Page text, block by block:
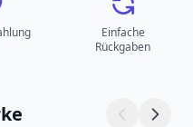
Einfache
Rückgaben